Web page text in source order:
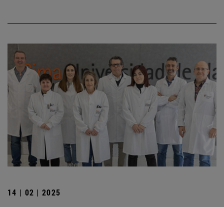
14 | 02 | 2025